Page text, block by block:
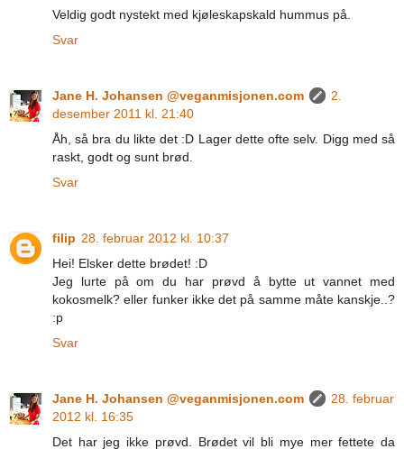
Veldig godt nystekt med kjøleskapskald hummus på.
Svar
Jane H. Johansen @veganmisjonen.com
2.
desember 2011 kl. 21:40
Åh, så bra du likte det :D Lager dette ofte selv. Digg med så
raskt, godt og sunt brød.
Svar
filip 28. februar 2012 kl. 10:37
Hei! Elsker dette brødet! :D
Jeg lurte på om du har prøvd å bytte ut vannet med
kokosmelk? eller funker ikke det på samme måte kanskje..?
:p
Svar
Jane H. Johansen @veganmisjonen.com
28. februar
2012 kl. 16:35
Det har jeg ikke prøvd. Brødet vil bli mye mer fettete da